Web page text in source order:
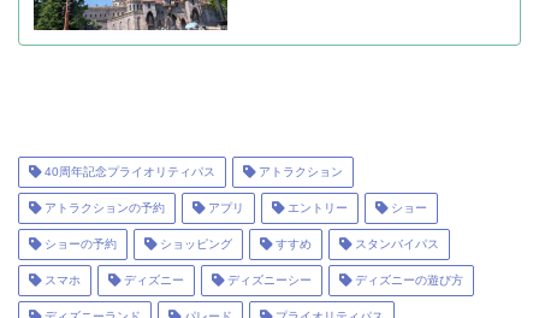
40周年記念プライオリティパス アトラクション
アトラクションの予約 アプリ エントリー ショー
ショーの予約 ショッピング すすめ スタンバイパス
スマホ ディズニー ディズニーシー ディズニーの遊び方